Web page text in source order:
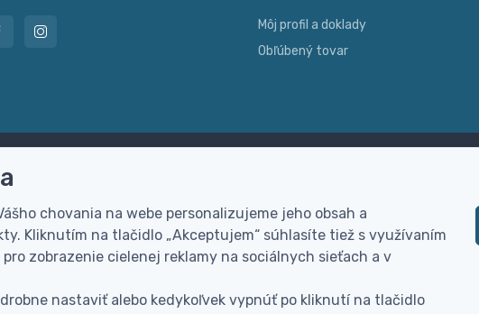
Môj profil a doklady
Obľúbený tovar
Rýchla online platba, bankovým
prevodom alebo na dobierku
Vyrobíme Vám vlastný
darček
chovania na webe personalizujeme jeho obsah a
Kliknutím na tlačidlo „Akceptujem“ súhlasíte tiež s využívaním
zobrazenie cielenej reklamy na sociálnych sieťach a v
nastaviť alebo kedykoľvek vypnúť po kliknutí na tlačidlo